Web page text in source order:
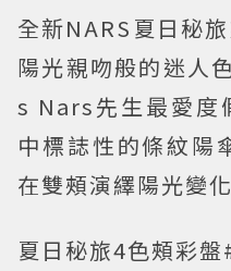
全新NARS夏日秘
陽光親吻般的迷人
s Nars先生最愛
中標誌性的條紋陽
在雙頰演繹陽光變
夏日秘旅4色頰彩